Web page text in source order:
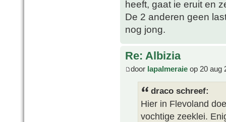
heeft, gaat ie eruit en
De 2 anderen geen
nog jong.
Re: Albizia
door lapalmeraie op 20 aug
draco schreef:
Hier in Flevoland
vochtige zeeklei.